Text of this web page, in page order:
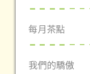
每月茶點
我們的驕傲